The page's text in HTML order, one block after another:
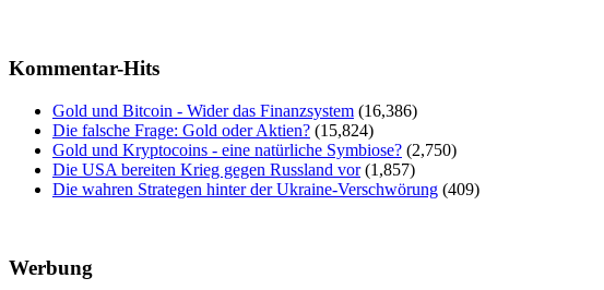
Kommentar-Hits
Gold und Bitcoin - Wider das Finanzsystem (16,386)
Die falsche Frage: Gold oder Aktien? (15,824)
Gold und Kryptocoins - eine natürliche Symbiose? (2,750)
Die USA bereiten Krieg gegen Russland vor (1,857)
Die wahren Strategen hinter der Ukraine-Verschwörung (409)
Werbung